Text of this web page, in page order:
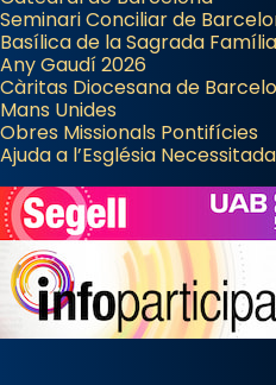
Seminari Conciliar de
Basílica de la Sagrada Família
Any Gaudí 2026
Càritas Diocesana de
Mans Unides
Obres Missionals Pontifícies
Ajuda a l’Església Necessitada